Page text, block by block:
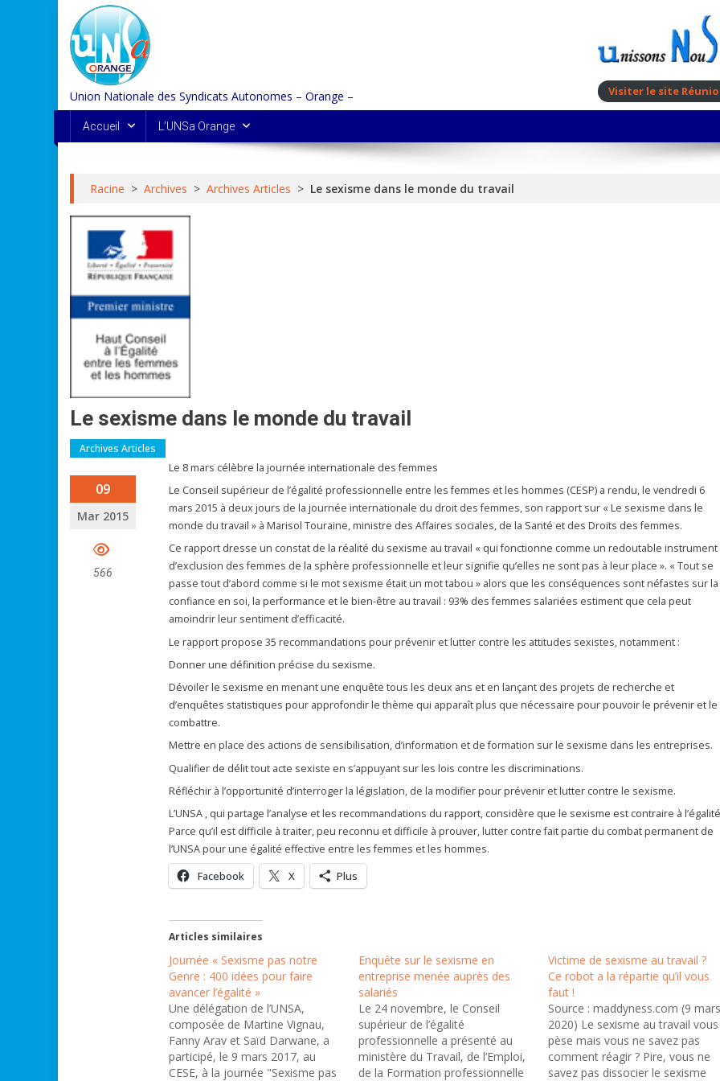
content
Union Nationale des Syndicats Autonomes – Orange – Visiter le site
Accueil L’UNSa Orange
Racine > Archives > Archives Articles > Le sexisme dans le monde du travail
Le sexisme dans le monde du travail
Archives Articles
09
Mar 2015
566
Le 8 mars célèbre la journée internationale des femmes
Le Conseil supérieur de l’égalité professionnelle entre les femmes et les hommes (CESP) a rendu, le vendredi 6
mars 2015 à deux jours de la journée internationale du droit des femmes, son rapport sur « Le sexisme dans le
monde du travail » à Marisol Touraine, ministre des Affaires sociales, de la Santé et des Droits des femmes.
Ce rapport dresse un constat de la réalité du sexisme au travail « qui fonctionne comme un redoutable instrument
d’exclusion des femmes de la sphère professionnelle et leur signifie qu’elles ne sont pas à leur place ». « Tout se
passe tout d’abord comme si le mot sexisme était un mot tabou » alors que les conséquences sont néfastes sur la
confiance en soi, la performance et le bien-être au travail : 93% des femmes salariées estiment que cela peut
amoindrir leur sentiment d’efficacité.
Le rapport propose 35 recommandations pour prévenir et lutter contre les attitudes sexistes, notamment :
Donner une définition précise du sexisme.
Dévoiler le sexisme en menant une enquête tous les deux ans et en lançant des projets de recherche et
d’enquêtes statistiques pour approfondir le thème qui apparaît plus que nécessaire pour pouvoir le prévenir et le
combattre.
Mettre en place des actions de sensibilisation, d’information et de formation sur le sexisme dans les entreprises.
Qualifier de délit tout acte sexiste en s’appuyant sur les lois contre les discriminations.
Réfléchir à l’opportunité d’interroger la législation, de la modifier pour prévenir et lutter contre le sexisme.
L’UNSA , qui partage l’analyse et les recommandations du rapport, considère que le sexisme est contraire à
Parce qu’il est difficile à traiter, peu reconnu et difficile à prouver, lutter contre fait partie du combat permanent de
l’UNSA pour une égalité effective entre les femmes et les hommes.
Facebook X Plus
Articles similaires
Journée « Sexisme pas notre
Genre : 400 idées pour faire
avancer l’égalité »
Une délégation de l’UNSA,
composée de Martine Vignau,
Fanny Arav et Saïd Darwane, a
participé, le 9 mars 2017, au
CESE, à la journée "Sexisme pas
Enquête sur le sexisme en
entreprise menée auprès des
salariés
Le 24 novembre, le Conseil
supérieur de l’égalité
professionnelle a présenté au
ministère du Travail, de l’Emploi,
de la Formation professionnelle
Victime de sexisme au travail ?
Ce robot a la répartie qu’il vous
faut !
Source : maddyness.com (9
2020) Le sexisme au travail vous
pèse mais vous ne savez pas
comment réagir ? Pire, vous ne
savez pas dissocier le sexisme